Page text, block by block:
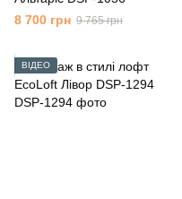
8 700 грн 9 765 грн
ВІДЕО